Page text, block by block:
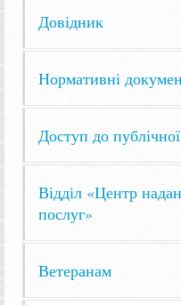
Довідник
Нормативні
Доступ до
Відділ «Центр
послуг»
Ветеранам